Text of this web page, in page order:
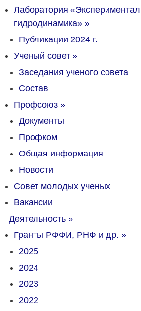
Лаборатория
гидродинамика» »
Публикации 2024 г.
Ученый совет »
Заседания ученого совета
Состав
Профсоюз »
Документы
Профком
Общая информация
Новости
Совет молодых ученых
Вакансии
Деятельность »
Гранты РФФИ, РНФ и др. »
2025
2024
2023
2022